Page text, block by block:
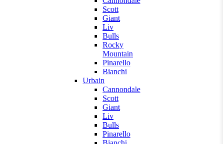
Scott
Giant
Liv
Bulls
Rocky
Mountain
Pinarello
Bianchi
Urbain
Cannondale
Scott
Giant
Liv
Bulls
Pinarello